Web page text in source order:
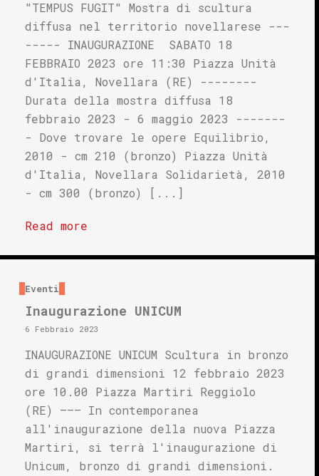
"TEMPUS FUGIT" Mostra di scultura
diffusa nel territorio novellarese ---
----- INAUGURAZIONE SABATO 18
FEBBRAIO 2023 ore 11:30 Piazza Unità
d'Italia, Novellara (RE) --------
Durata della mostra diffusa 18
febbraio 2023 - 6 maggio 2023 -------
- Dove trovare le opere Equilibrio,
2010 - cm 210 (bronzo) Piazza Unità
d'Italia, Novellara Solidarietà, 2010
- cm 300 (bronzo) [...]
Read more
Eventi
Inaugurazione UNICUM
6 Febbraio 2023
INAUGURAZIONE UNICUM Scultura in bronzo
di grandi dimensioni 12 febbraio 2023
ore 10.00 Piazza Martiri Reggiolo
(RE) ——– In contemporanea
all'inaugurazione della nuova Piazza
Martiri, si terrà l'inaugurazione di
Unicum, bronzo di grandi dimensioni.